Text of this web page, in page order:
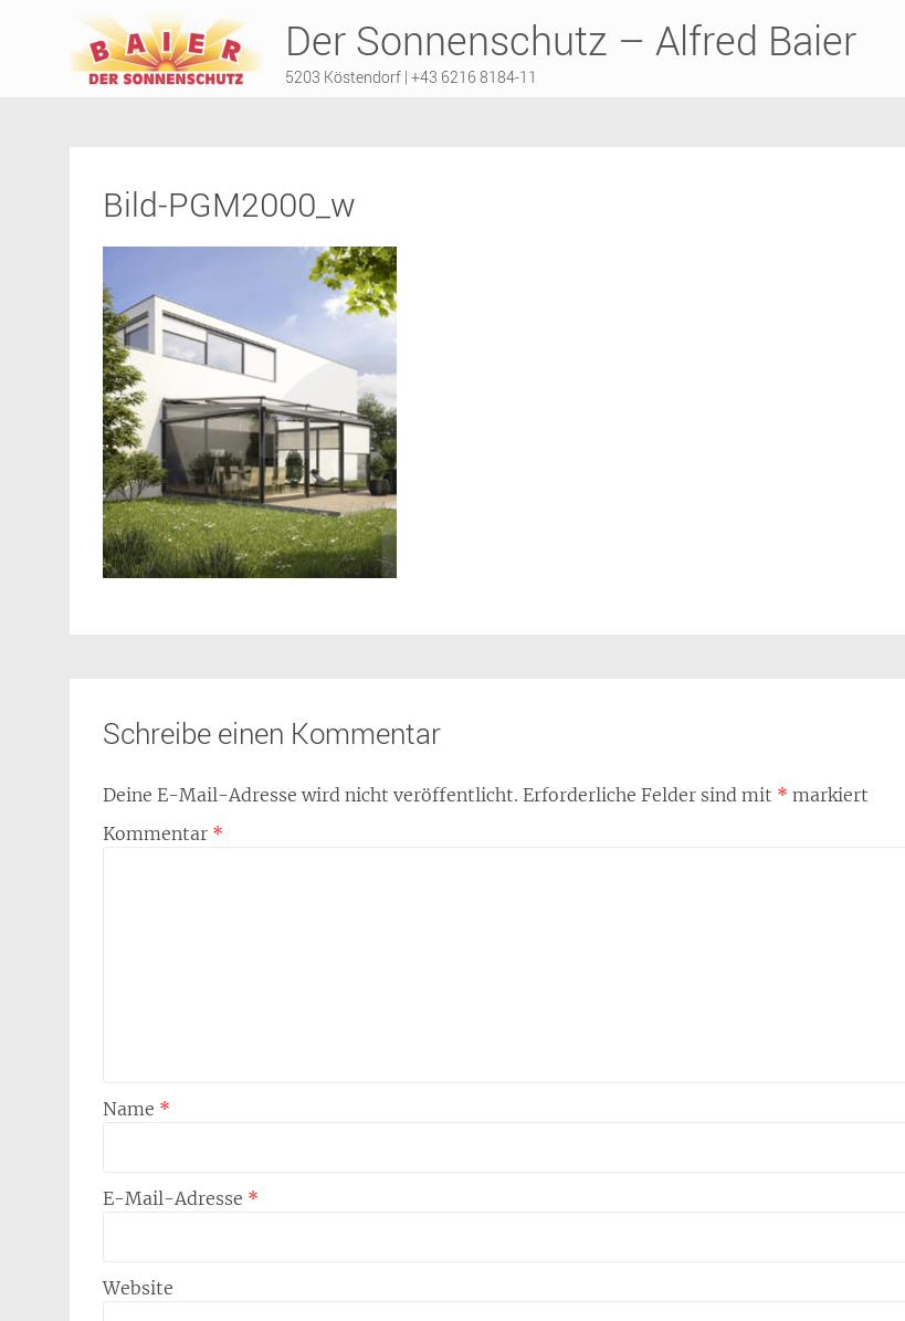
Der Sonnenschutz – Alfred Baier
5203 Köstendorf | +43 6216 8184-11
Bild-PGM2000_w
Schreibe einen Kommentar
Deine E-Mail-Adresse wird nicht veröffentlicht. Erforderliche Felder sind mit * markiert
Kommentar *
Name *
E-Mail-Adresse *
Website